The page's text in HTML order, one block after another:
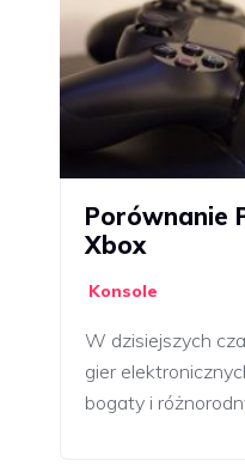
Porównanie
Xbox
Konsole
W dzisiejszych
gier
bogaty i